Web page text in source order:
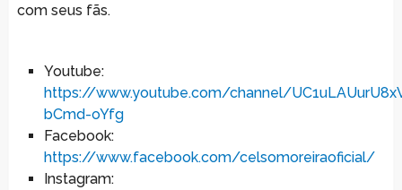
com seus fãs.
Youtube:
https://www.youtube.com/channel/
bCmd-oYfg
Facebook:
https://www.facebook.com/celsomoreiraoficial/
Instagram: